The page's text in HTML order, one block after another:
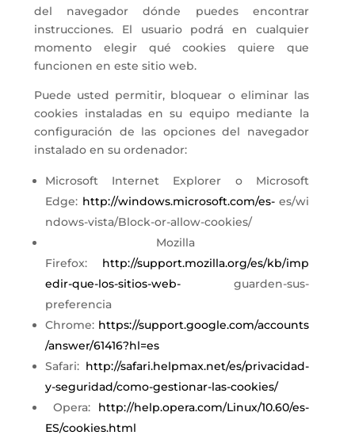
del navegador dónde puedes encontrar
instrucciones. El usuario podrá en cualquier
momento elegir qué cookies quiere que
funcionen en este sitio web.
Puede usted permitir, bloquear o eliminar las
cookies instaladas en su equipo mediante la
configuración de las opciones del navegador
instalado en su ordenador:
Microsoft Internet Explorer o Microsoft
Edge: http://windows.microsoft.com/es-es/wi
ndows-vista/Block-or-allow-cookies/
Mozilla
Firefox:
http://support.mozilla.org/es/kb/imp
edir-que-los-sitios-web- guarden-sus-
preferencia
Chrome: https://support.google.com/accounts
/answer/61416?hl=es
Safari: http://safari.helpmax.net/es/privacidad-
y-seguridad/como-gestionar-las-cookies/
Opera:
http://help.opera.com/Linux/10.60/es-
ES/cookies.html